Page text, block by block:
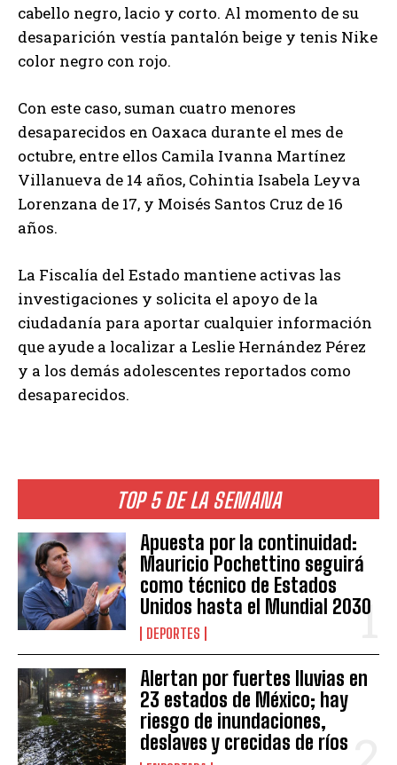
TOP 5 DE LA SEMANA
Apuesta por la continuidad:
Mauricio Pochettino seguirá
como técnico de Estados
Unidos hasta el Mundial 2030
DEPORTES
Alertan por fuertes lluvias en
23 estados de México; hay
riesgo de inundaciones,
deslaves y crecidas de ríos
cabello negro, lacio y corto. Al momento de su
desaparición vestía pantalón beige y tenis Nike
color negro con rojo.
Con este caso, suman cuatro menores
desaparecidos en Oaxaca durante el mes de
octubre, entre ellos Camila Ivanna Martínez
Villanueva de 14 años, Cohintia Isabela Leyva
Lorenzana de 17, y Moisés Santos Cruz de 16
años.
La Fiscalía del Estado mantiene activas las
investigaciones y solicita el apoyo de la
ciudadanía para aportar cualquier información
que ayude a localizar a Leslie Hernández Pérez
y a los demás adolescentes reportados como
desaparecidos.